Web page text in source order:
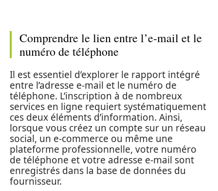
Comprendre le lien entre l’e-mail et le
numéro de téléphone
Il est essentiel d’explorer le rapport intégré
entre l’adresse e-mail et le numéro de
téléphone. L’inscription à de nombreux
services en ligne requiert systématiquement
ces deux éléments d’information. Ainsi,
lorsque vous créez un compte sur un réseau
social, un e-commerce ou même une
plateforme professionnelle, votre numéro
de téléphone et votre adresse e-mail sont
enregistrés dans la base de données du
fournisseur.